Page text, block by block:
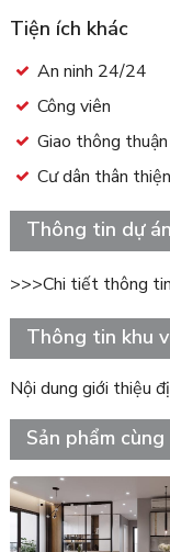
Tiện ích khác
An ninh 24/24
Công viên
Giao thông
Cư dân thân thiện
Thông tin dự án
>>>Chi tiết thông
Thông tin khu
Nội dung giới thiệu
Sản phẩm